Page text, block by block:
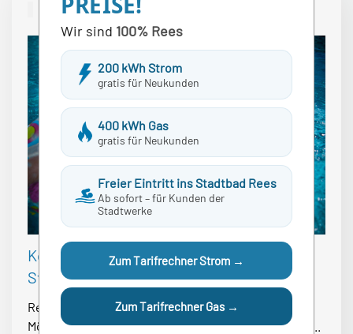
Neuigkeiten
Kostenfrei Schwimmen für
Stadtwerkekunden
Rees. Die Stadtwerke Rees bieten Ihren Kunden die
Möglichkeit, kostenfrei im Stadtbad zu schwimmen....
Wir sind 100% Rees
200 kWh Strom
gratis für Neukunden
400 kWh Gas
gratis für Neukunden
Freier Eintritt ins Stadtbad Rees
Ab sofort – für Kunden der
Stadtwerke
Zum Tarifrechner Strom →
Zum Tarifrechner Gas →